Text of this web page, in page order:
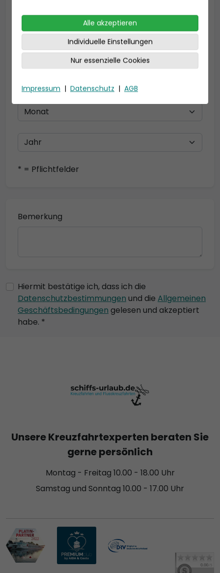
Telefon *
Geburtsdatum
* = Pflichtfelder
Bemerkung
Hiermit bestätige ich, dass ich die
Datenschutzbestimmungen und die Allgemeinen
Geschäftsbedingungen gelesen und akzeptiert
habe. *
Alle akzeptieren
Individuelle Einstellungen
Nur essenzielle Cookies
Impressum | Datenschutz | AGB
Unsere Kreuzfahrtexperten beraten Sie
gerne persönlich
Montag - Freitag 10.00 - 18.00 Uhr
Samstag und Sonntag 10.00 - 17.00 Uhr